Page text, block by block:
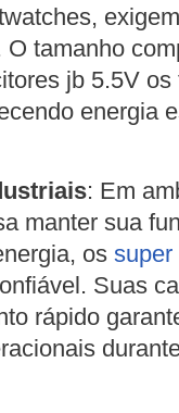
tamanho
jb 5.5V
energia
: Em
manter sua
os super
Suas
rápido